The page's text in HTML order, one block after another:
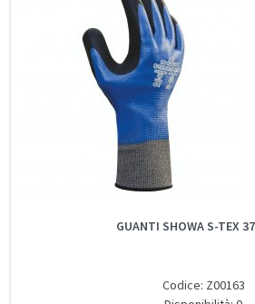
GUANTI SHOWA S-TEX
Codice: Z00163